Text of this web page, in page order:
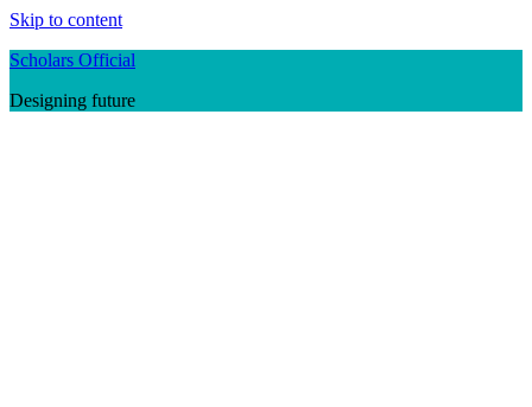
Skip to content
Scholars Official
Designing future